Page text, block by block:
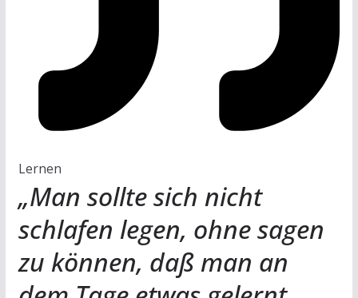
Lernen
„Man sollte sich nicht
schlafen legen, ohne sagen
zu können, daß man an